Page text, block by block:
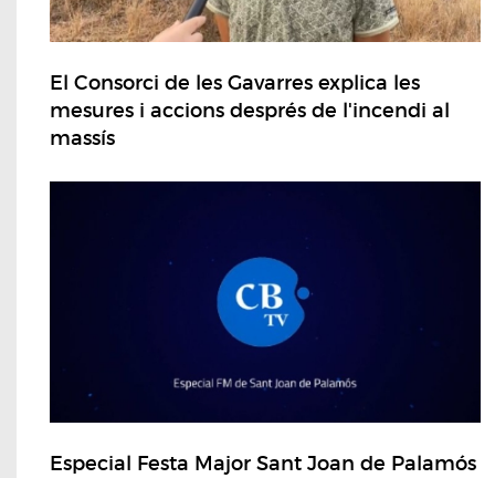
El Consorci de les Gavarres explica les
mesures i accions després de l'incendi al
massís
Especial Festa Major Sant Joan de Palamós